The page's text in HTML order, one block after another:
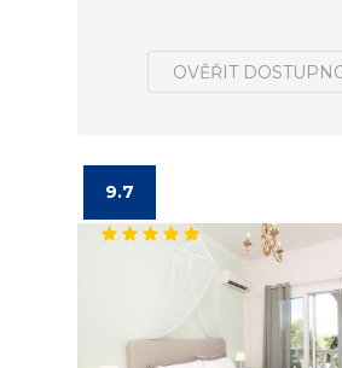
OVĚŘIT
9.7